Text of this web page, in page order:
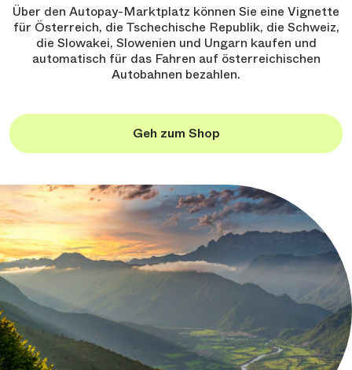
Über den Autopay-Marktplatz können Sie eine Vignette
für Österreich, die Tschechische Republik, die Schweiz,
die Slowakei, Slowenien und Ungarn kaufen und
automatisch für das Fahren auf österreichischen
Autobahnen bezahlen.
Geh zum Shop